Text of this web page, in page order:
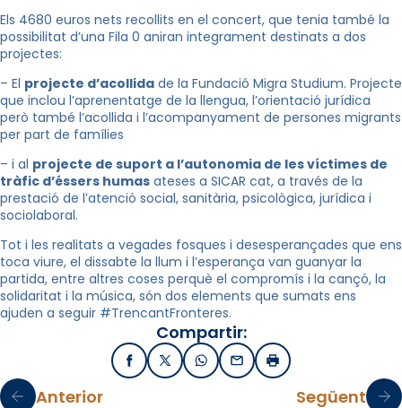
Els 4680 euros nets recollits en el concert, que tenia també la
possibilitat d’una Fila 0 aniran integrament destinats a dos
projectes:
– El projecte d’acollida de la Fundació Migra Studium. Projecte
que inclou l’aprenentatge de la llengua, l’orientació jurídica
però també l’acollida i l’acompanyament de persones migrants
per part de famílies
– i al projecte de suport a l’autonomia de les víctimes de
tràfic d’éssers humas ateses a SICAR cat, a través de la
prestació de l’atenció social, sanitària, psicològica, jurídica i
sociolaboral.
Tot i les realitats a vegades fosques i desesperançades que ens
toca viure, el dissabte la llum i l’esperança van guanyar la
partida, entre altres coses perquè el compromís i la cançó, la
solidaritat i la música, són dos elements que sumats ens
ajuden a seguir #TrencantFronteres.
Compartir:
FacebookX / TwitterWhatsApp
EmailImprimir
Anterior Següent